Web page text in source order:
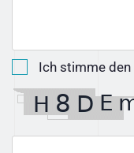
Ich stimme den